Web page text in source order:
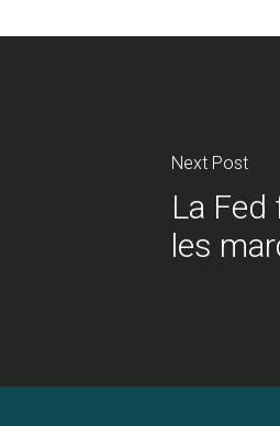
Next Post
La Fed
les